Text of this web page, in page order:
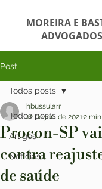
MOREIRA E
ADVOGADOS
Post
Todos posts
Artigos
Notícias
Todos posts
Procon-SP
contra
de saúde
hbussularr
12 de jan. de 20212